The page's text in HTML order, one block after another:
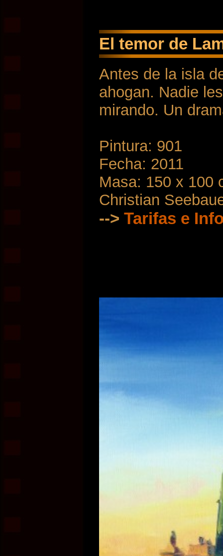
El temor de
Antes de la isla
ahogan. Nadie
mirando. Un
Pintura: 901
Fecha: 2011
Masa: 150 x 100
Christian
--> Tarifas e